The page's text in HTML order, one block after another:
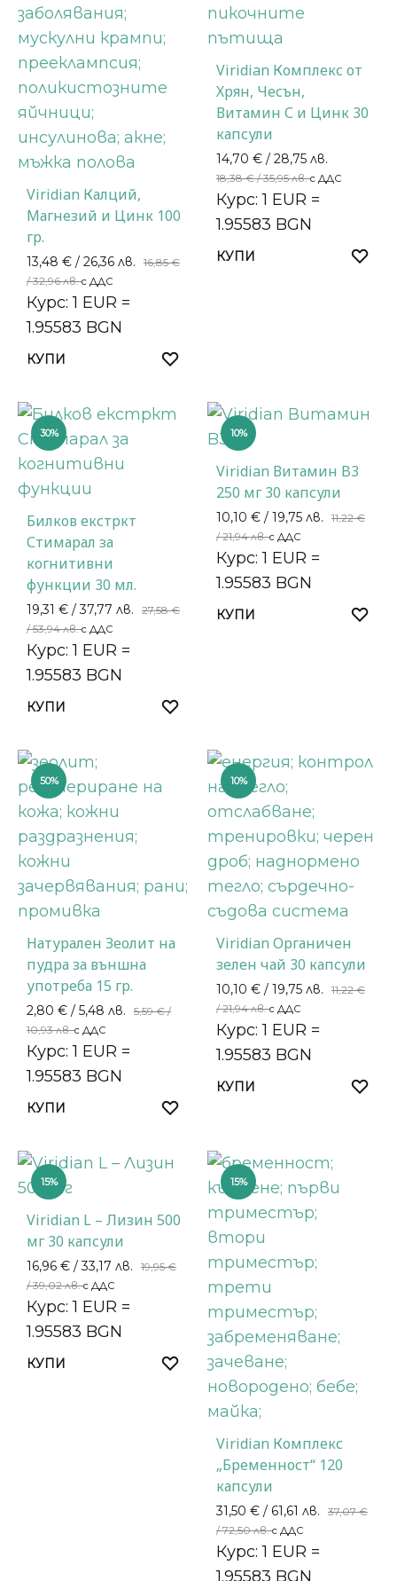
Viridian Калций,
Магнезий и Цинк 100
гр.
13,48 € / 26,36 лв. 16,85€
/ 32,96 лв.с ДДС
Курс: 1 EUR =
1.95583 BGN
КУПИ
Viridian Комплекс от
Хрян, Чесън,
Витамин С и Цинк 30
капсули
14,70 € / 28,75 лв.
18,38€/ 35,95 лв.с ДДС
Курс: 1 EUR =
1.95583 BGN
КУПИ
30%
Билков екстркт
Стимарал за
когнитивни
функции 30 мл.
19,31 € / 37,77 лв. 27,58€
/ 53,94 лв.с ДДС
Курс: 1 EUR =
1.95583 BGN
КУПИ
10%
Viridian Витамин B3
250 мг 30 капсули
10,10 € / 19,75 лв. 11,22€
/ 21,94 лв.с ДДС
Курс: 1 EUR =
1.95583 BGN
КУПИ
50%
Натурален Зеолит на
пудра за външна
употреба 15 гр.
2,80 € / 5,48 лв. 5,59€/
10,93 лв.с ДДС
Курс: 1 EUR =
1.95583 BGN
КУПИ
10%
Viridian Органичен
зелен чай 30 капсули
10,10 € / 19,75 лв. 11,22€
/ 21,94 лв.с ДДС
Курс: 1 EUR =
1.95583 BGN
КУПИ
15%
Viridian L – Лизин 500
мг 30 капсули
16,96 € / 33,17 лв. 19,95€
/ 39,02 лв.с ДДС
Курс: 1 EUR =
1.95583 BGN
КУПИ
15%
Viridian Комплекс
„Бременност“ 120
капсули
31,50 € / 61,61 лв. 37,07€
/ 72,50 лв.с ДДС
Курс: 1 EUR =
1.95583 BGN